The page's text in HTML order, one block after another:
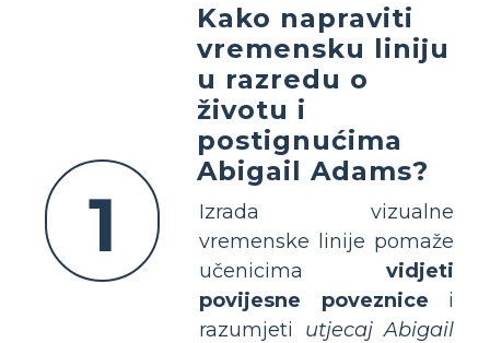
1
Kako napraviti
vremensku liniju
u razredu o
životu i
postignućima
Abigail Adams?
Izrada vizualne
vremenske linije pomaže
učenicima vidjeti
povijesne poveznice i
razumjeti utjecaj Abigail